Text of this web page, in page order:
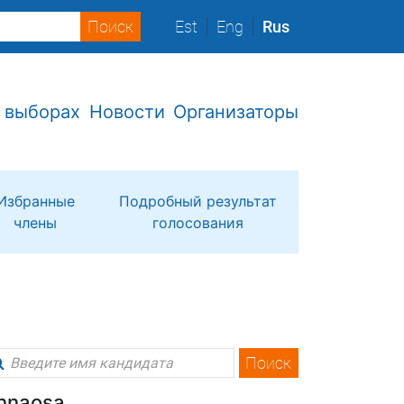
Est Eng Rus
Новости Организаторы
члены
Подробный результат
голосования
Поиск